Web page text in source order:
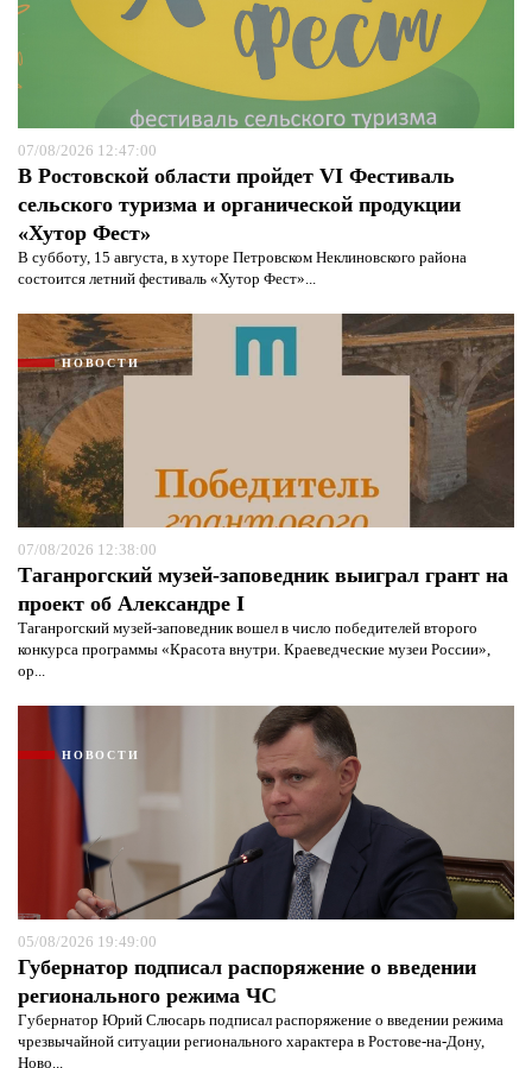
07/08/2026 12:47:00
В Ростовской области пройдет VI Фестиваль
сельского туризма и органической продукции
«Хутор Фест»
В субботу, 15 августа, в хуторе Петровском Неклиновского района
состоится летний фестиваль «Хутор Фест»...
НОВОСТИ
07/08/2026 12:38:00
Таганрогский музей-заповедник выиграл грант на
проект об Александре I
Таганрогский музей-заповедник вошел в число победителей второго
конкурса программы «Красота внутри. Краеведческие музеи России»,
ор...
НОВОСТИ
05/08/2026 19:49:00
Губернатор подписал распоряжение о введении
регионального режима ЧС
Губернатор Юрий Слюсарь подписал распоряжение о введении режима
чрезвычайной ситуации регионального характера в Ростове-на-Дону,
Ново...